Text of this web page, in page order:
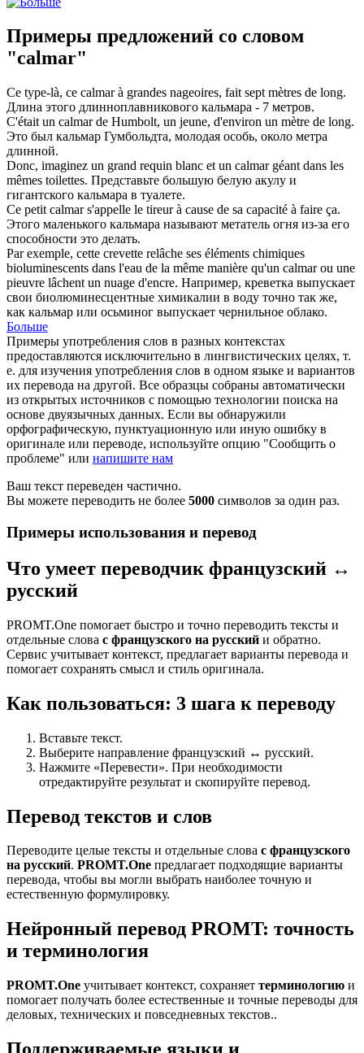
Примеры предложений со словом
"calmar"
Ce type-là, ce calmarà grandes nageoires, fait sept mètres de long.
Длина этого длинноплавникового кальмара - 7 метров.
C'était un calmarde Humbolt, un jeune, d'environ un mètre de long.
Это был кальмар Гумбольдта, молодая особь, около метра
длинной.
Donc, imaginez un grand requin blanc et un calmargéant dans les
mêmes toilettes. Представьте большую белую акулу и
гигантского кальмара в туалете.
Ce petit calmars'appelle le tireur à cause de sa capacité à faire ça.
Этого маленького кальмара называют метатель огня из-за его
способности это делать.
Par exemple, cette crevette relâche ses éléments chimiques
bioluminescents dans l'eau de la même manière qu'un calmarou une
pieuvre lâchent un nuage d'encre. Например, креветка выпускает
свои биолюминесцентные химикалии в воду точно так же,
как кальмар или осьминог выпускает чернильное облако.
Больше
Примеры употребления слов в разных контекстах
предоставляются исключительно в лингвистических целях, т.
е. для изучения употребления слов в одном языке и вариантов
их перевода на другой. Все образцы собраны автоматически
из открытых источников с помощью технологии поиска на
основе двуязычных данных. Если вы обнаружили
орфографическую, пунктуационную или иную ошибку в
оригинале или переводе, используйте опцию "Сообщить о
проблеме" или напишите нам
Ваш текст переведен частично.
Вы можете переводить не более 5000 символов за один раз.
Примеры использования и перевод
Что умеет переводчик французский ↔
русский
PROMT.One помогает быстро и точно переводить тексты и
отдельные слова с французского на русский и обратно.
Сервис учитывает контекст, предлагает варианты перевода и
помогает сохранять смысл и стиль оригинала.
Как пользоваться: 3 шага к переводу
Вставьте текст.
Выберите направление французский ↔ русский.
Нажмите «Перевести». При необходимости
отредактируйте результат и скопируйте перевод.
Перевод текстов и слов
Переводите целые тексты и отдельные слова с французского
на русский. PROMT.One предлагает подходящие варианты
перевода, чтобы вы могли выбрать наиболее точную и
естественную формулировку.
Нейронный перевод PROMT: точность
и терминология
PROMT.One учитывает контекст, сохраняет терминологию и
помогает получать более естественные и точные переводы для
деловых, технических и повседневных текстов..